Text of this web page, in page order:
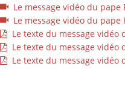
Le message vidéo du pape
Le message vidéo du pape
Le texte du message vidéo
Le texte du message vidéo
Le texte du message vidéo